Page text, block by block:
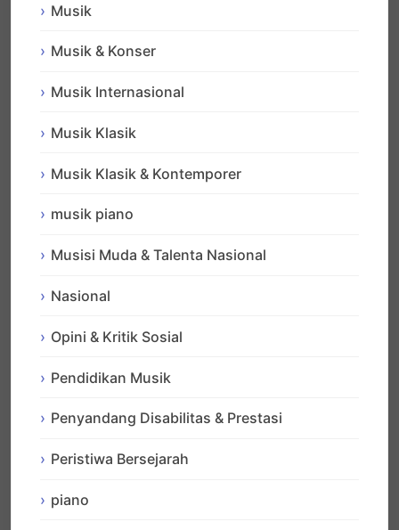
Musik
Musik & Konser
Musik Internasional
Musik Klasik
Musik Klasik & Kontemporer
musik piano
Musisi Muda & Talenta Nasional
Nasional
Opini & Kritik Sosial
Pendidikan Musik
Penyandang Disabilitas & Prestasi
Peristiwa Bersejarah
piano